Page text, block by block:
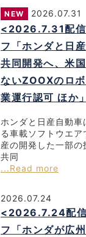
NEW 2026.07.31
<2026.7.31配信
フ「ホンダと日
共同開発へ、米
ないZOOXのロ
業運行認可 ほか」
ホンダと日産自動車
る車載ソフトウエア
産の開発した一部の
共同
...Read more
2026.07.24
<2026.7.24配
フ「ホンダが広